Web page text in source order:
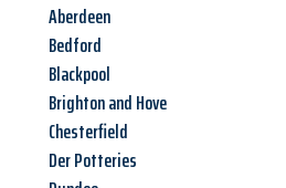
Aberdeen
Bedford
Blackpool
Brighton and Hove
Chesterfield
Der Potteries